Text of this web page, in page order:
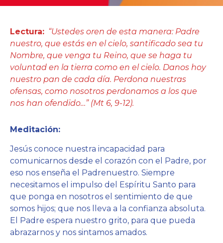
Lectura: “Ustedes oren de esta manera: Padre
nuestro, que estás en el cielo, santificado sea tu
Nombre, que venga tu Reino, que se haga tu
voluntad en la tierra como en el cielo. Danos hoy
nuestro pan de cada día. Perdona nuestras
ofensas, como nosotros perdonamos a los que
nos han ofendido…” (Mt 6, 9-12).
Meditación:
Jesús conoce nuestra incapacidad para
comunicarnos desde el corazón con el Padre, por
eso nos enseña el Padrenuestro. Siempre
necesitamos el impulso del Espíritu Santo para
que ponga en nosotros el sentimiento de que
somos hijos; que nos lleva a la confianza absoluta.
El Padre espera nuestro grito, para que pueda
abrazarnos y nos sintamos amados.